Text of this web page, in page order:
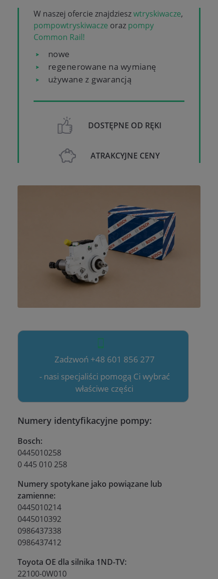
W naszej ofercie znajdzieszwtryskiwacze,
pompowtryskiwacze oraz pompy
Common Rail!
nowe
regenerowane na wymianę
używane z gwarancją
DOSTĘPNE OD RĘKI
ATRAKCYJNE CENY
Zadzwoń +48 601 856 277
- nasi specjaliści pomogą Ci wybrać
właściwe części
Numery identyfikacyjne pompy:
Bosch:
0445010258
0 445 010 258
Numery spotykane jako powiązane lub
zamienne:
0445010214
0445010392
0986437338
0986437412
Toyota OE dla silnika 1ND-TV:
22100-0W010